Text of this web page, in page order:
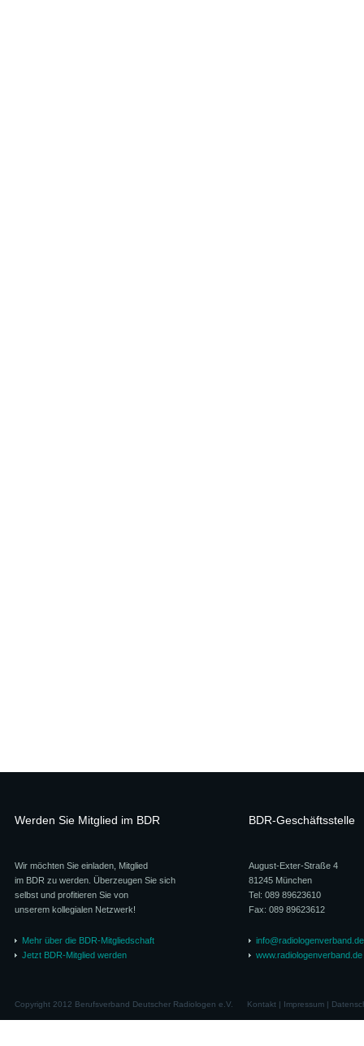
Werden Sie Mitglied im BDR
Wir möchten Sie einladen, Mitglied
im BDR zu werden. Überzeugen Sie sich
selbst und profitieren Sie von
unserem kollegialen Netzwerk!
Mehr über die BDR-Mitgliedschaft
Jetzt BDR-Mitglied werden
BDR-Geschäftsstelle
August-Exter-Straße 4
81245 München
Tel: 089 89623610
Fax: 089 89623612
info@radiologenverband.de
www.radiologenverband.de
Copyright 2012 Berufsverband Deutscher Radiologen e.V. Kontakt| Impressum|